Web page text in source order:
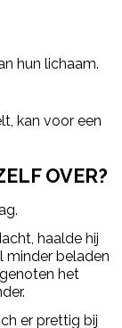
hun lichaam.
kan voor een
OVER?
haalde hij
minder beladen
het
er prettig bij